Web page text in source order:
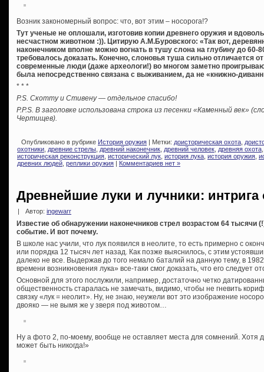
Возник закономерный вопрос: что, вот этим – носорога!?
Тут ученые не оплошали, изготовив копии древнего оружия и
несчастном животном :)). Цитирую А.М.Буровского: «Так вот,
наконечником вполне можно вогнать в тушу слона на глубину до
требовалось доказать. Конечно, слоновья туша сильно отличается
современные люди (даже археологи!) во многом заметно
была непосредственно связана с выживанием, да не «книжно-
* * *
P.S. Скотту и Стивену — отдельное спасибо!
P.P.S. В заголовке использована строка из песенки «Каменный век»
Чертищев).
Опубликовано в рубрике История оружия | Метки: доисторическая охота
охотники древние стрелы древний наконечник древний человек древняя охота
историческая реконструкция исторический лук история лука история оружия
древних людей реплики оружия | Комментариев нет »
Древнейшие луки и лучники: интрига
| Автор: ingewarr
Известие об обнаружении наконечников стрел возрастом 64
событие. И вот почему.
В школе нас учили, что лук появился в неолите, то есть примерно с
или порядка 12 тысяч лет назад. Как позже выяснилось, с этим
далеко не все. Выдержав до того немало баталий на данную тему, в
времени возникновения лука» все-таки смог доказать, что его следует
Основной для этого послужили, например, достаточно четко
общественность старалась не замечать, видимо, чтобы не гневить
связку «лук = неолит». Ну, не знаю, неужели вот это изображение
двояко — не вымя же у зверя под животом…
Ну а фото 2, по-моему, вообще не оставляет места для сомнений. Хотя
может быть никогда!»